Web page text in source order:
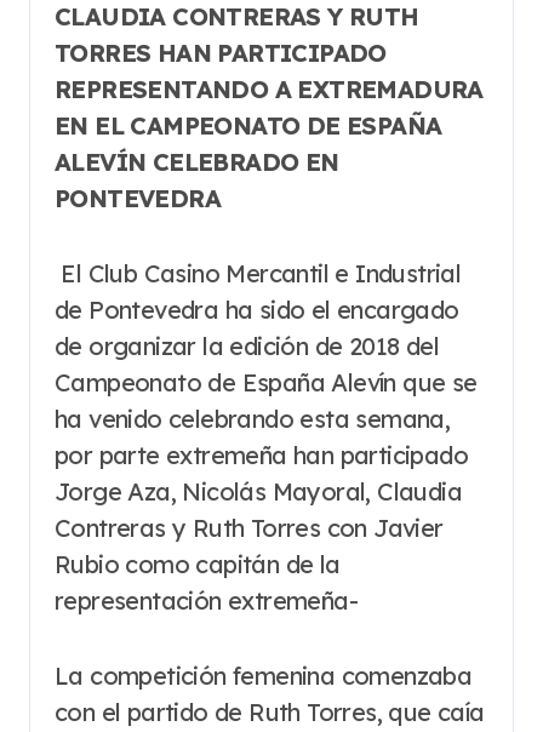
CLAUDIA CONTRERAS Y RUTH
TORRES HAN PARTICIPADO
REPRESENTANDO A EXTREMADURA
EN EL CAMPEONATO DE ESPAÑA
ALEVÍN CELEBRADO EN
PONTEVEDRA
El Club Casino Mercantil e Industrial
de Pontevedra ha sido el encargado
de organizar la edición de 2018 del
Campeonato de España Alevín que se
ha venido celebrando esta semana,
por parte extremeña han participado
Jorge Aza, Nicolás Mayoral, Claudia
Contreras y Ruth Torres con Javier
Rubio como capitán de la
representación extremeña-
La competición femenina comenzaba
con el partido de Ruth Torres, que caía